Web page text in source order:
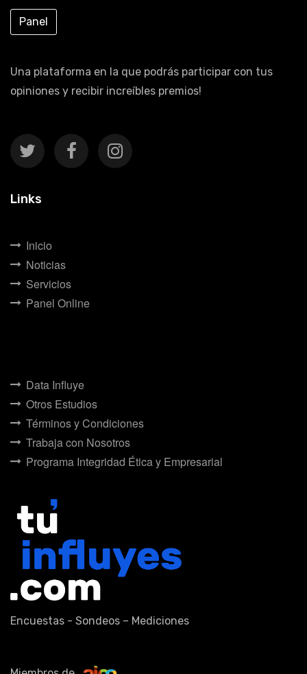
Panel
Una plataforma en la que podrás participar con tus
opiniones y recibir increíbles premios!
Links
Inicio
Noticias
Servicios
Panel Online
Data Influye
Otros Estudios
Términos y Condiciones
Trabaja con Nosotros
Programa Integridad Ética y Empresarial
Encuestas - Sondeos – Mediciones